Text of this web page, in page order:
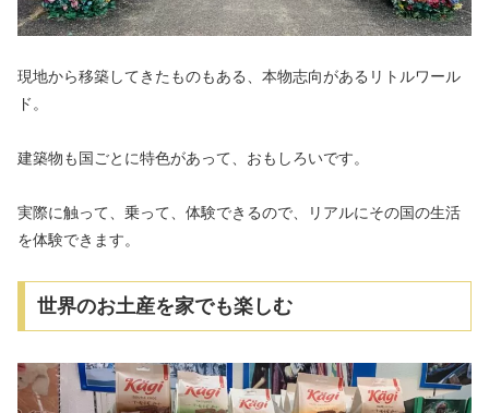
現地から移築してきたものもある、本物志向があるリトルワール
ド。
建築物も国ごとに特色があって、おもしろいです。
実際に触って、乗って、体験できるので、リアルにその国の生活
を体験できます。
世界のお土産を家でも楽しむ